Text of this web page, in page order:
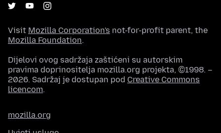
Visit Mozilla Corporation's not-for-profit parent, the
Mozilla Foundation.
Dijelovi ovog sadržaja zaštićeni su autorskim
pravima doprinositelja mozilla.org projekta, ©1998. –
2026. Sadržaj je dostupan pod Creative Commons
licencom.
mozilla.org